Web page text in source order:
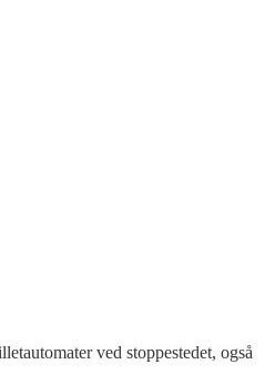
ved stoppestedet, også